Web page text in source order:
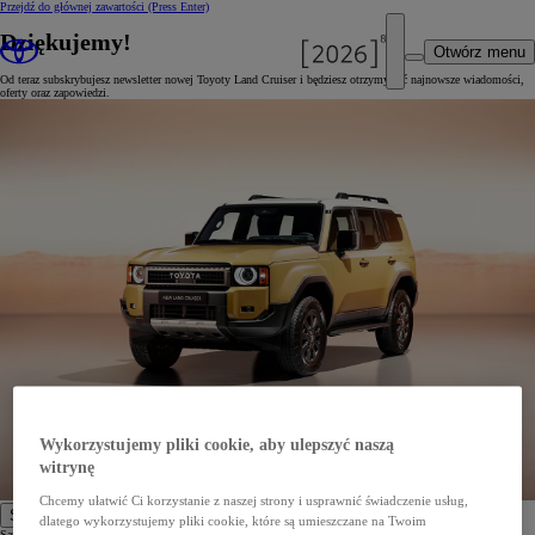
Przejdź do głównej zawartości (Press Enter)
Otwórz menu
Dziękujemy!
Od teraz subskrybujesz newsletter nowej Toyoty Land Cruiser i będziesz otrzymywać najnowsze wiadomości,
oferty oraz zapowiedzi.
Samochody
Wykorzystujemy pliki cookie, aby ulepszyć naszą
witrynę
Chcemy ułatwić Ci korzystanie z naszej strony i usprawnić świadczenie usług,
dlatego wykorzystujemy pliki cookie, które są umieszczane na Twoim